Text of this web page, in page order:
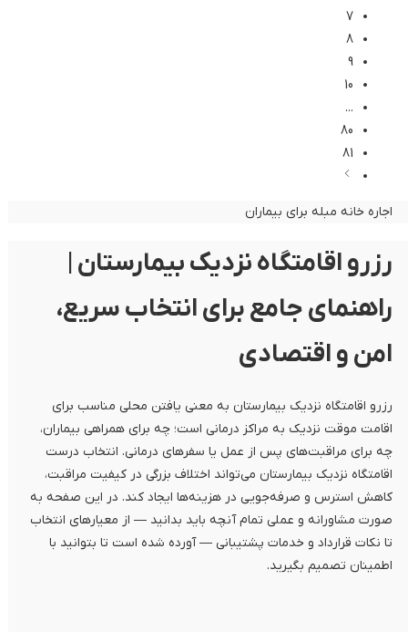
7
8
9
10
...
80
81
اجاره خانه مبله برای بیماران
رزرو اقامتگاه نزدیک بیمارستان |
راهنمای جامع برای انتخاب سریع،
امن و اقتصادی
رزرو اقامتگاه نزدیک بیمارستان به معنی یافتن محلی مناسب برای
اقامت موقت نزدیک به مراکز درمانی است؛ چه برای همراهی بیماران،
چه برای مراقبت‌های پس از عمل یا سفرهای درمانی. انتخاب درست
اقامتگاه نزدیک بیمارستان می‌تواند اختلاف بزرگی در کیفیت مراقبت،
کاهش استرس و صرفه‌جویی در هزینه‌ها ایجاد کند. در این صفحه به‌
صورت مشاورانه و عملی تمام آنچه باید بدانید — از معیارهای انتخاب
تا نکات قرارداد و خدمات پشتیبانی — آورده شده است تا بتوانید با
اطمینان تصمیم بگیرید.